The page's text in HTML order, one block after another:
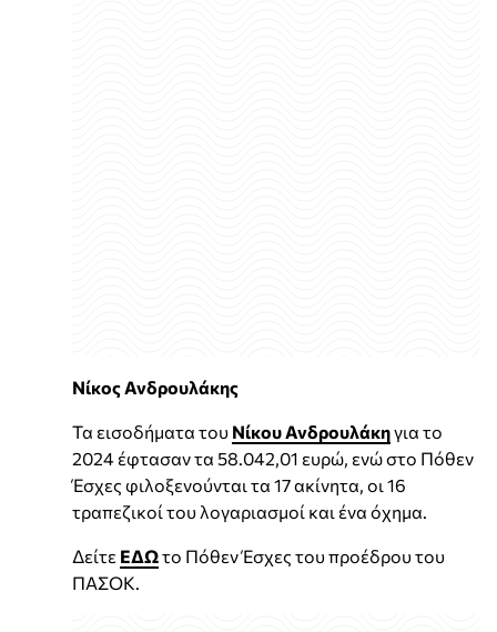
Νίκος Ανδρουλάκης
Τα εισοδήματα του Νίκου Ανδρουλάκηγια το
2024 έφτασαν τα 58.042,01 ευρώ, ενώ στο Πόθεν
Έσχες φιλοξενούνται τα 17 ακίνητα, οι 16
τραπεζικοί του λογαριασμοί και ένα όχημα.
Δείτε ΕΔΩτο Πόθεν Έσχες του προέδρου του
ΠΑΣΟΚ.